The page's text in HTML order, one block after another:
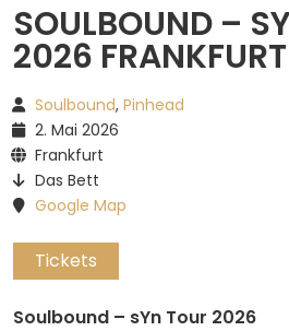
SOULBOUND –
2026 FRANKFURT
Soulbound, Pinhead
2. Mai 2026
Frankfurt
Das Bett
Google Map
Tickets
Soulbound – sYn Tour 2026